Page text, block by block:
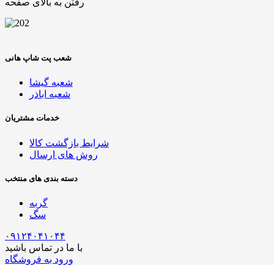
رفتن به بالای صفحه
شعب پت شاپ هانی
شعبه گیشا
شعبه اباذر
خدمات مشتریان
شرایط بازگشت کالا
روش های ارسال
دسته بندی های منتخب
گربه
سگ
۰۹۱۲۴۰۴۱۰۴۴
با ما در تماس باشید
ورود به فروشگاه